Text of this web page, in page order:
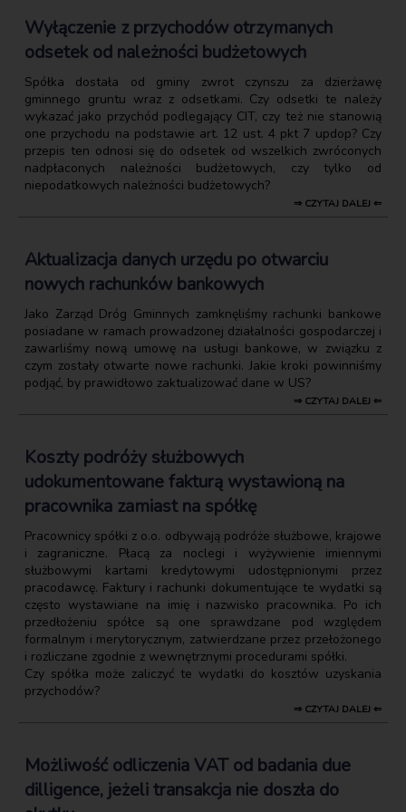
Wyłączenie z przychodów otrzymanych
odsetek od należności budżetowych
Spółka dostała od gminy zwrot czynszu za dzierżawę
gminnego gruntu wraz z odsetkami. Czy odsetki te należy
wykazać jako przychód podlegający CIT, czy też nie stanowią
one przychodu na podstawie art. 12 ust. 4 pkt 7 updop? Czy
przepis ten odnosi się do odsetek od wszelkich zwróconych
nadpłaconych należności budżetowych, czy tylko od
niepodatkowych należności budżetowych?
⇒ CZYTAJ DALEJ ⇐
Aktualizacja danych urzędu po otwarciu
nowych rachunków bankowych
Jako Zarząd Dróg Gminnych zamknęliśmy rachunki bankowe
posiadane w ramach prowadzonej działalności gospodarczej i
zawarliśmy nową umowę na usługi bankowe, w związku z
czym zostały otwarte nowe rachunki. Jakie kroki powinniśmy
podjąć, by prawidłowo zaktualizować dane w US?
⇒ CZYTAJ DALEJ ⇐
Koszty podróży służbowych
udokumentowane fakturą wystawioną na
pracownika zamiast na spółkę
Pracownicy spółki z o.o. odbywają podróże służbowe, krajowe
i zagraniczne. Płacą za noclegi i wyżywienie imiennymi
służbowymi kartami kredytowymi udostępnionymi przez
pracodawcę. Faktury i rachunki dokumentujące te wydatki są
często wystawiane na imię i nazwisko pracownika. Po ich
przedłożeniu spółce są one sprawdzane pod względem
formalnym i merytorycznym, zatwierdzane przez przełożonego
i rozliczane zgodnie z wewnętrznymi procedurami spółki.
Czy spółka może zaliczyć te wydatki do kosztów uzyskania
przychodów?
⇒ CZYTAJ DALEJ ⇐
Możliwość odliczenia VAT od badania due
dilligence, jeżeli transakcja nie doszła do